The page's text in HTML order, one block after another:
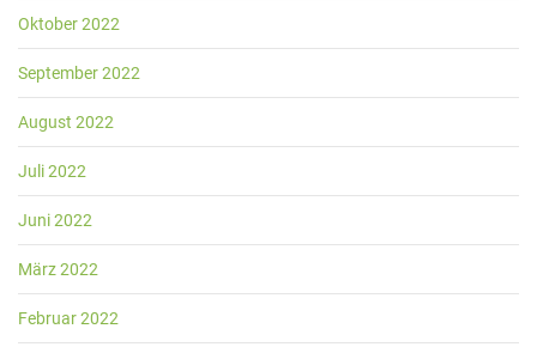
Oktober 2022
September 2022
August 2022
Juli 2022
Juni 2022
März 2022
Februar 2022